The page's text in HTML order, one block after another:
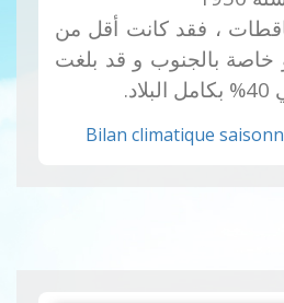
، فقد كانت أقل من
و خاصة بالجنوب و قد بلغت
Bilan climatique